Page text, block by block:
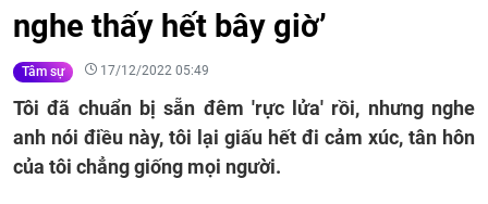
nghe thấy hết bây giờ’
Tâm sự 17/12/2022 05:49
Tôi đã chuẩn bị sẵn đêm 'rực lửa' rồi, nhưng nghe
anh nói điều này, tôi lại giấu hết đi cảm xúc, tân hôn
của tôi chẳng giống mọi người.